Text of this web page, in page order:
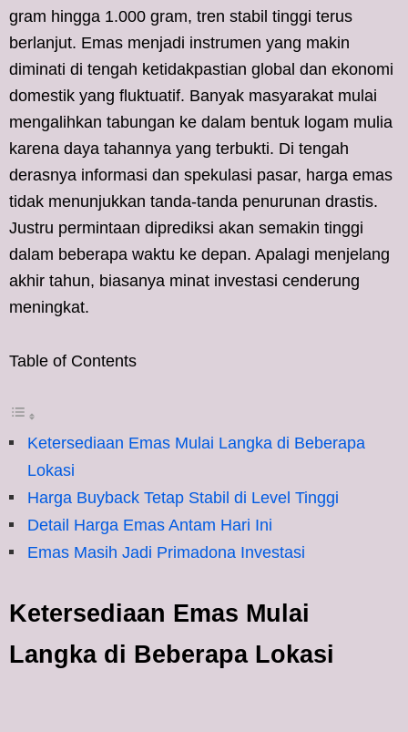
gram hingga 1.000 gram, tren stabil tinggi terus
berlanjut. Emas menjadi instrumen yang makin
diminati di tengah ketidakpastian global dan ekonomi
domestik yang fluktuatif. Banyak masyarakat mulai
mengalihkan tabungan ke dalam bentuk logam mulia
karena daya tahannya yang terbukti. Di tengah
derasnya informasi dan spekulasi pasar, harga emas
tidak menunjukkan tanda-tanda penurunan drastis.
Justru permintaan diprediksi akan semakin tinggi
dalam beberapa waktu ke depan. Apalagi menjelang
akhir tahun, biasanya minat investasi cenderung
meningkat.
Table of Contents
Ketersediaan Emas Mulai Langka di Beberapa
Lokasi
Harga Buyback Tetap Stabil di Level Tinggi
Detail Harga Emas Antam Hari Ini
Emas Masih Jadi Primadona Investasi
Ketersediaan Emas Mulai
Langka di Beberapa Lokasi